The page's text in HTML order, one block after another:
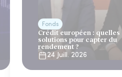
Fonds
Crédit européen : quelles
solutions pour capter du
rendement ?
24 Juill. 2026